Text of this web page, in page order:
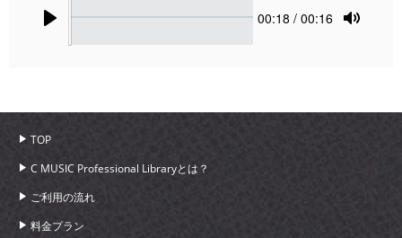
Current
00:18 / 00:16
TOP
C MUSIC Professional Libraryとは？
ご利用の流れ
料金プラン